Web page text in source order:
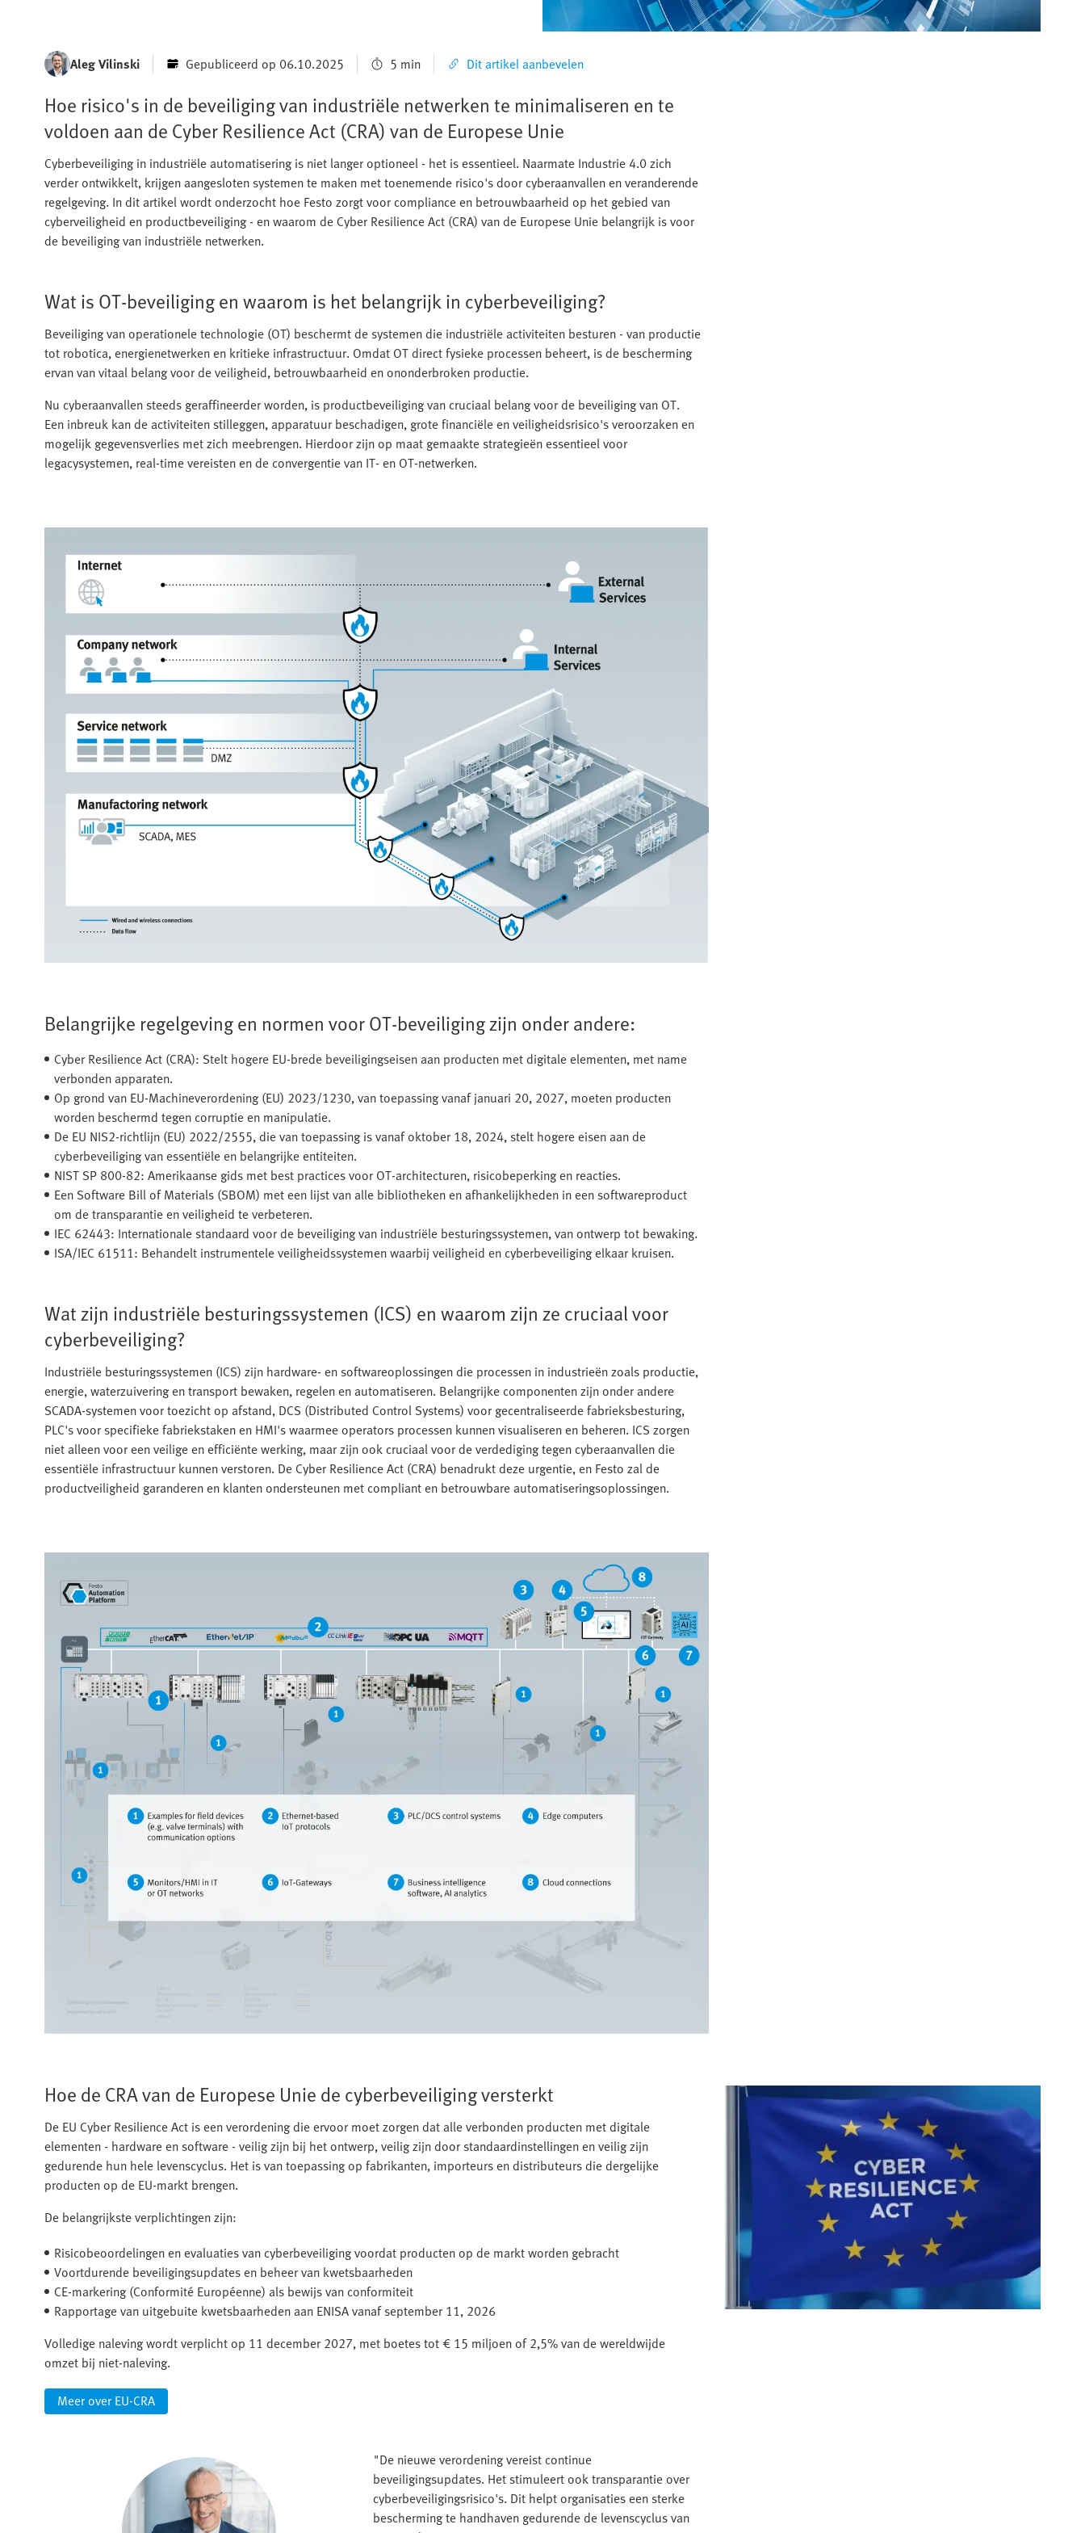
Aleg Vilinski Gepubliceerd op 06.10.2025 5 min Dit artikel aanbevelen
Hoe risico's in de beveiliging van industriële netwerken te minimaliseren en te
voldoen aan de Cyber Resilience Act (CRA) van de Europese Unie
Cyberbeveiliging in industriële automatisering is niet langer optioneel - het is essentieel. Naarmate Industrie 4.0 zich
verder ontwikkelt, krijgen aangesloten systemen te maken met toenemende risico's door cyberaanvallen en veranderende
regelgeving. In dit artikel wordt onderzocht hoe Festo zorgt voor compliance en betrouwbaarheid op het gebied van
cyberveiligheid en productbeveiliging - en waarom de Cyber Resilience Act (CRA) van de Europese Unie belangrijk is voor
de beveiliging van industriële netwerken.
Wat is OT-beveiliging en waarom is het belangrijk in cyberbeveiliging?
Beveiliging van operationele technologie (OT) beschermt de systemen die industriële activiteiten besturen - van productie
tot robotica, energienetwerken en kritieke infrastructuur. Omdat OT direct fysieke processen beheert, is de bescherming
ervan van vitaal belang voor de veiligheid, betrouwbaarheid en ononderbroken productie.
Nu cyberaanvallen steeds geraffineerder worden, is productbeveiliging van cruciaal belang voor de beveiliging van OT.
Een inbreuk kan de activiteiten stilleggen, apparatuur beschadigen, grote financiële en veiligheidsrisico's veroorzaken en
mogelijk gegevensverlies met zich meebrengen. Hierdoor zijn op maat gemaakte strategieën essentieel voor
legacysystemen, real-time vereisten en de convergentie van IT- en OT-netwerken.
Belangrijke regelgeving en normen voor OT-beveiliging zijn onder andere:
Cyber Resilience Act (CRA): Stelt hogere EU-brede beveiligingseisen aan producten met digitale elementen, met name
verbonden apparaten.
Op grond van EU-Machineverordening (EU) 2023/1230, van toepassing vanaf januari 20, 2027, moeten producten
worden beschermd tegen corruptie en manipulatie.
De EU NIS2-richtlijn (EU) 2022/2555, die van toepassing is vanaf oktober 18, 2024, stelt hogere eisen aan de
cyberbeveiliging van essentiële en belangrijke entiteiten.
NIST SP 800-82: Amerikaanse gids met best practices voor OT-architecturen, risicobeperking en reacties.
Een Software Bill of Materials (SBOM) met een lijst van alle bibliotheken en afhankelijkheden in een softwareproduct
om de transparantie en veiligheid te verbeteren.
IEC 62443: Internationale standaard voor de beveiliging van industriële besturingssystemen, van ontwerp tot bewaking.
ISA/IEC 61511: Behandelt instrumentele veiligheidssystemen waarbij veiligheid en cyberbeveiliging elkaar kruisen.
Wat zijn industriële besturingssystemen (ICS) en waarom zijn ze cruciaal voor
cyberbeveiliging?
Industriële besturingssystemen (ICS) zijn hardware- en softwareoplossingen die processen in industrieën zoals productie,
energie, waterzuivering en transport bewaken, regelen en automatiseren. Belangrijke componenten zijn onder andere
SCADA-systemen voor toezicht op afstand, DCS (Distributed Control Systems) voor gecentraliseerde fabrieksbesturing,
PLC's voor specifieke fabriekstaken en HMI's waarmee operators processen kunnen visualiseren en beheren. ICS zorgen
niet alleen voor een veilige en efficiënte werking, maar zijn ook cruciaal voor de verdediging tegen cyberaanvallen die
essentiële infrastructuur kunnen verstoren. De Cyber Resilience Act (CRA) benadrukt deze urgentie, en Festo zal de
productveiligheid garanderen en klanten ondersteunen met compliant en betrouwbare automatiseringsoplossingen.
Hoe de CRA van de Europese Unie de cyberbeveiliging versterkt
De EU Cyber Resilience Act is een verordening die ervoor moet zorgen dat alle verbonden producten met digitale
elementen - hardware en software - veilig zijn bij het ontwerp, veilig zijn door standaardinstellingen en veilig zijn
gedurende hun hele levenscyclus. Het is van toepassing op fabrikanten, importeurs en distributeurs die dergelijke
producten op de EU-markt brengen.
De belangrijkste verplichtingen zijn:
Risicobeoordelingen en evaluaties van cyberbeveiliging voordat producten op de markt worden gebracht
Voortdurende beveiligingsupdates en beheer van kwetsbaarheden
CE-markering (Conformité Européenne) als bewijs van conformiteit
Rapportage van uitgebuite kwetsbaarheden aan ENISA vanaf september 11, 2026
Volledige naleving wordt verplicht op 11 december 2027, met boetes tot € 15 miljoen of 2,5% van de wereldwijde
omzet bij niet-naleving.
Meer over EU-CRA
"De nieuwe verordening vereist continue
beveiligingsupdates. Het stimuleert ook transparantie over
cyberbeveiligingsrisico's. Dit helpt organisaties een sterke
bescherming te handhaven gedurende de levenscyclus van